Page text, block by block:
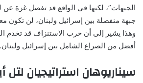
الجبهات”، لكنها في الواقع قد تفصل غزة عن
جبهة منفصلة بين إسرائيل ولبنان، لن تكون
وهذا يشير إلى أن حرب الاستنزاف قد تخدم
أفضل من الصراع الشامل بين إسرائيل ولبنان.
سيناريوهان استراتيجيان لتل